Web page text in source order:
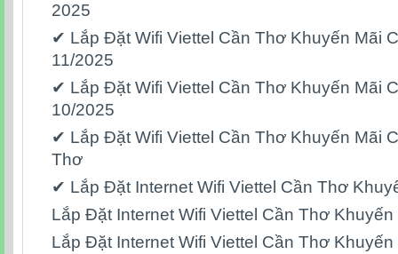
2025
✔ Lắp Đặt Wifi Viettel Cần Thơ Khuyến Mãi
11/2025
✔ Lắp Đặt Wifi Viettel Cần Thơ Khuyến Mãi
10/2025
✔ Lắp Đặt Wifi Viettel Cần Thơ Khuyến Mãi
Thơ
✔ Lắp Đặt Internet Wifi Viettel Cần Thơ
Lắp Đặt Internet Wifi Viettel Cần Thơ
Lắp Đặt Internet Wifi Viettel Cần Thơ